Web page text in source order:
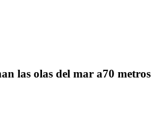
las olas del mar a70 metros